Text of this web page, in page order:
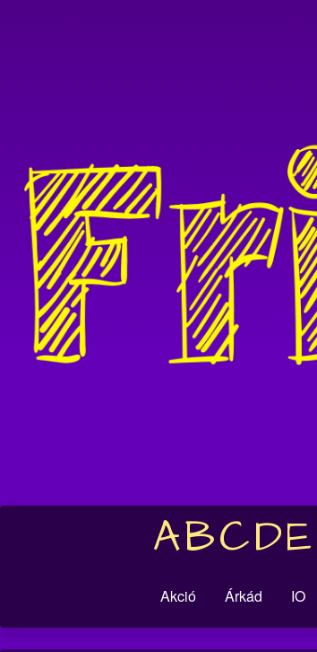
ABCDE
Akció Árkád IO